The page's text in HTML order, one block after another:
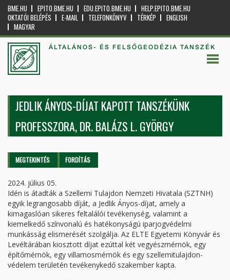
BME.HU EPITO.BME.HU EDU.EPITO.BME.HU
HELP.EPITO.BME.HU
OKTATÓI BELÉPÉS
E-MAIL TELEFONKÖNYV TÉRKÉP
ENGLISH
MAGYAR
ÁLTALÁNOS- ÉS FELSŐGEODÉZIA TANSZÉK
JEDLIK ÁNYOS-DÍJAT KAPOTT TANSZÉKÜNK
PROFESSZORA, DR. BALÁZS L. GYÖRGY
Elsődleges fülek
MEGTEKINTÉS (AKTÍVFORDÍTÁS
2024. július 05.
Idén is átadták a Szellemi Tulajdon Nemzeti Hivatala (SZTNH)
egyik legrangosabb díját, a Jedlik Ányos-díjat, amely a
kimagaslóan sikeres feltalálói tevékenység, valamint a
kiemelkedő színvonalú és hatékonyságú iparjogvédelmi
munkásság elismerését szolgálja. Az ELTE Egyetemi Könyvár és
Levéltárában kiosztott díjat ezúttal két vegyészmérnök, egy
építőmérnök, egy villamosmérnök és egy szellemitulajdon-
védelem területén tevékenykedő szakember kapta.